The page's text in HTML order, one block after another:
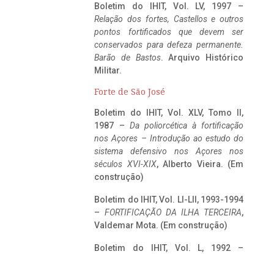
Boletim do IHIT, Vol. LV, 1997 –
Relação dos fortes, Castellos e outros
pontos fortificados que devem ser
conservados para defeza permanente.
Barão de Bastos. Arquivo Histórico
Militar.
Forte de São José
Boletim do IHIT, Vol. XLV, Tomo II,
1987 – Da poliorcética à fortificação
nos Açores – Introdução ao estudo do
sistema defensivo nos Açores nos
séculos XVI-XIX, Alberto Vieira. (Em
construção)
Boletim do IHIT, Vol. LI-LII, 1993-1994
– FORTIFICAÇÃO DA ILHA TERCEIRA,
Valdemar Mota. (Em construção)
Boletim do IHIT, Vol. L, 1992 –